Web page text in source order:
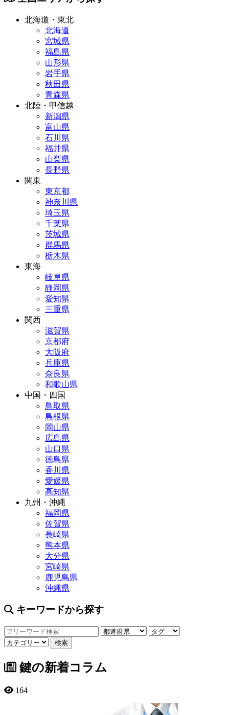
北海道・東北
北海道
宮城県
福島県
山形県
岩手県
秋田県
青森県
北陸・甲信越
新潟県
富山県
石川県
福井県
山梨県
長野県
関東
東京都
神奈川県
埼玉県
千葉県
茨城県
群馬県
栃木県
東海
岐阜県
静岡県
愛知県
三重県
関西
滋賀県
京都府
大阪府
兵庫県
奈良県
和歌山県
中国・四国
鳥取県
島根県
岡山県
広島県
山口県
徳島県
香川県
愛媛県
高知県
九州・沖縄
福岡県
佐賀県
長崎県
熊本県
大分県
宮崎県
鹿児島県
沖縄県
キーワードから探す
鍵の新着コラム
164